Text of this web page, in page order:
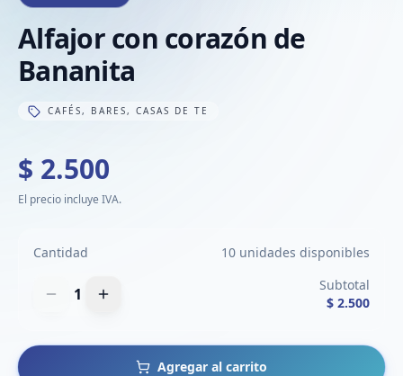
Alfajor con corazón de
Bananita
CAFÉS, BARES, CASAS DE TE
$ 2.500
El precio incluye IVA.
Cantidad 10 unidades disponibles
1
Subtotal
$ 2.500
Agregar al carrito